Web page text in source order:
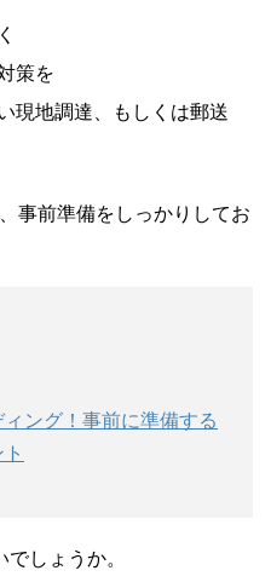
策を
現地調達、もしくは郵送
事前準備をしっかりしてお
ング！事前に準備する
しょうか。